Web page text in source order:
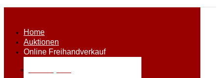
Home
Auktionen
Online Freihandverkauf